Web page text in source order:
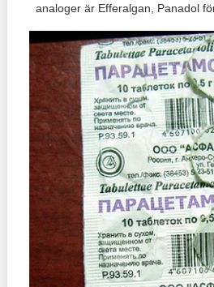
analoger är Efferalgan, Panadol